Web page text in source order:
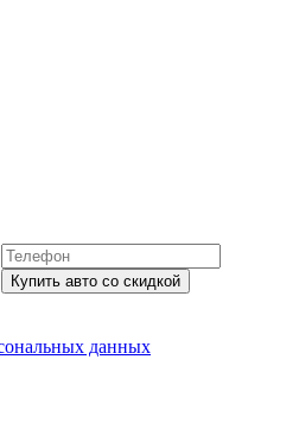
Купить авто со скидкой
данных